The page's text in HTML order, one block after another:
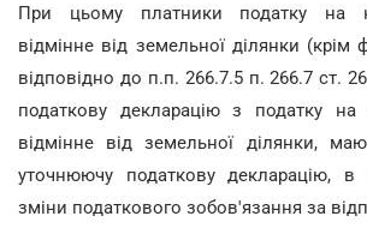
При цьому платники податку на
відмінне від земельної ділянки (крім
відповідно до п.п. 266.7.5 п. 266.7 ст.
податкову декларацію з податку
відмінне від земельної ділянки,
уточнюючу податкову декларацію, в
зміни податкового зобов'язання за